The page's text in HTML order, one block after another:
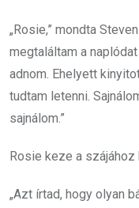
„Rosie,” mondta
megtaláltam a
adnom. Ehelyett
tudtam letenni.
sajnálom.”
Rosie keze a szájához
„Azt írtad, hogy olyan